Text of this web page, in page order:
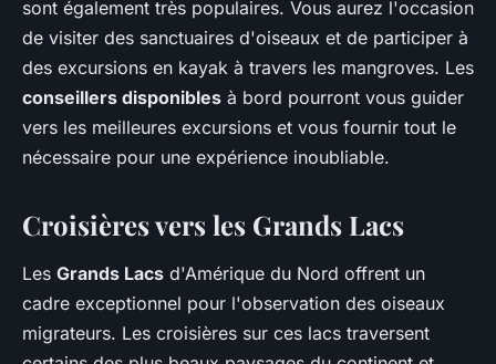
sont également très populaires. Vous aurez l'occasion
de visiter des sanctuaires d'oiseaux et de participer à
des excursions en kayak à travers les mangroves. Les
conseillers disponibles à bord pourront vous guider
vers les meilleures excursions et vous fournir tout le
nécessaire pour une expérience inoubliable.
Croisières vers les Grands Lacs
Les Grands Lacs d'Amérique du Nord offrent un
cadre exceptionnel pour l'observation des oiseaux
migrateurs. Les croisières sur ces lacs traversent